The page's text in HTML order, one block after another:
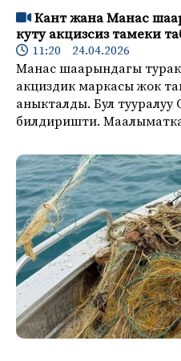
Кант жана Манас
куту акцизсиз тамеки
11:20 24.04.2026
Манас шаарындагы
акциздик маркасы жок
аныкталды. Бул
билдиришти.